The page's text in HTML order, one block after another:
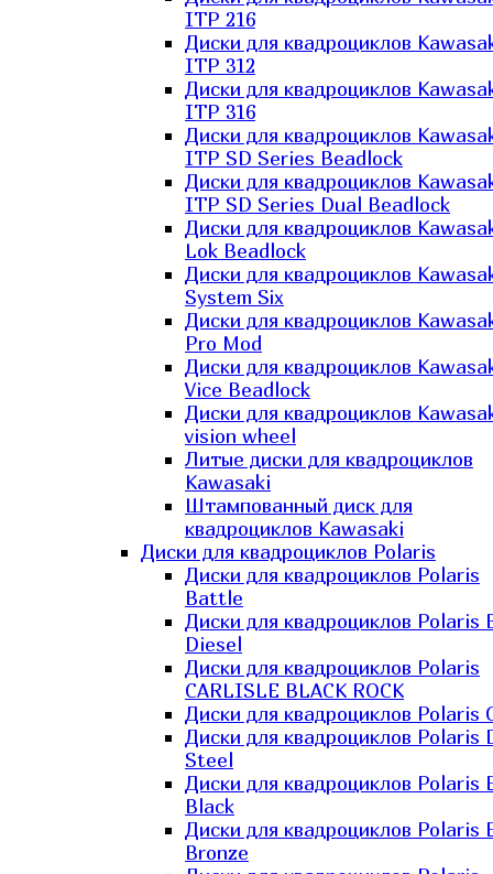
ITP 216
Диски для квадроциклов
ITP 312
Диски для квадроциклов
ITP 316
Диски для квадроциклов
ITP SD Series Beadlock
Диски для квадроциклов
ITP SD Series Dual Beadlock
Диски для квадроциклов
Lok Beadlock
Диски для квадроциклов
System Six
Диски для квадроциклов
Pro Mod
Диски для квадроциклов
Vice Beadlock
Диски для квадроциклов
vision wheel
Литые диски для квадроциклов
Kawasaki​
Штампованный диск для
квадроциклов Kawasaki​
Диски для квадроциклов Polaris
Диски для квадроциклов Polaris
Battle
Диски для квадроциклов Polaris
Diesel
Диски для квадроциклов Polaris
CARLISLE BLACK ROCK
Диски для квадроциклов Polaris
Диски для квадроциклов Polaris
Steel
Диски для квадроциклов Polaris
Black
Диски для квадроциклов Polaris
Bronze